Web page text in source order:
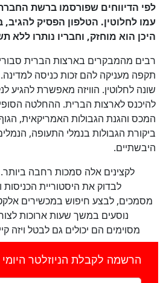
לפי הדיווחים שפורסמו ברשת
עמו לחלוטין. הטלפון הפסיק להגיב,
היכן הוא מוחזק, וחבריו נותרו ללא
רבים מהמבקרים בארצות הברית
תקפה מעניקה להם זכות כניסה
שונה לחלוטין. הוויזה מאפשרת להגיע
להיכנס לארצות הברית. ההחלטה
המכס והגנת הגבולות האמריקאית,
ביקורת הגבולות בנמלי התעופה,
היבשתיים.
לקצינים אלה סמכות רחבה
לבדוק את היסטוריית הכניסות
מסמכים, לבצע חיפוש במכשירים
נוסעים במשך שעות ארוכות
מסוימים הם יכולים גם לבטל ויזה
הרשמה לקבלת הניוזלטר היומי